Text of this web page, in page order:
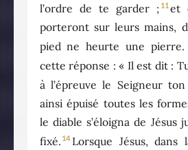
l’ordre de te garder ; 11 et
porteront sur leurs mains,
pied ne heurte une pierre.
cette réponse : « Il est dit :
à l’épreuve le Seigneur
ainsi épuisé toutes les
le diable s’éloigna de Jésus
fixé. 14 Lorsque Jésus, dans